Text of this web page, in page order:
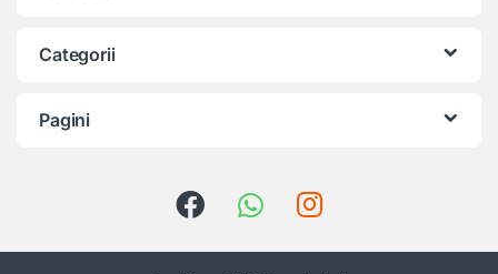
Categorii
Pagini